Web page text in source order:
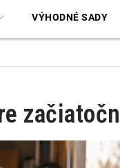
VÝHODNÉ SADY